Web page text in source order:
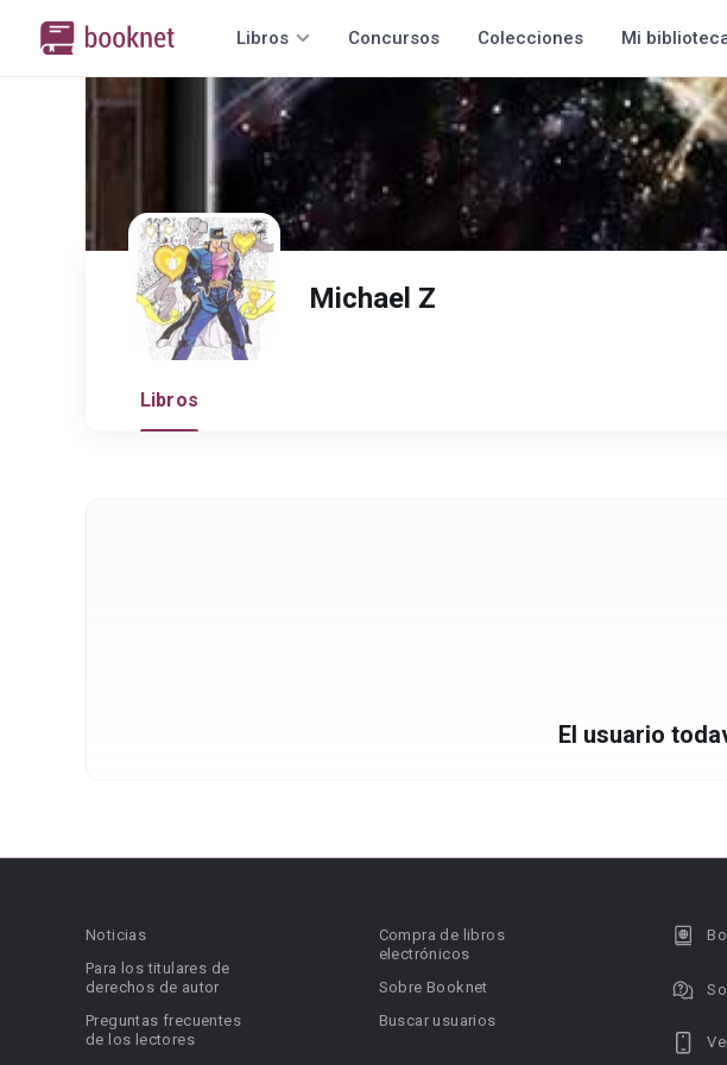
Libros Concursos Colecciones Mi
Michael Z
Libros
El usuario
Noticias
Para los titulares de
derechos de autor
Preguntas frecuentes
de los lectores
Compra de libros
electrónicos
Sobre Booknet
Buscar usuarios